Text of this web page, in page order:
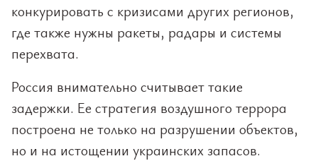
конкурировать с кризисами других регионов,
где также нужны ракеты, радары и системы
перехвата.
Россия внимательно считывает такие
задержки. Ее стратегия воздушного террора
построена не только на разрушении объектов,
но и на истощении украинских запасов.